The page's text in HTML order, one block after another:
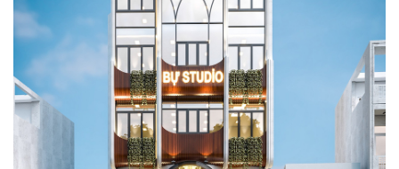
TUYỂN
DỤNG
CHĂM
SÓC
KHÁCH
HÀNG